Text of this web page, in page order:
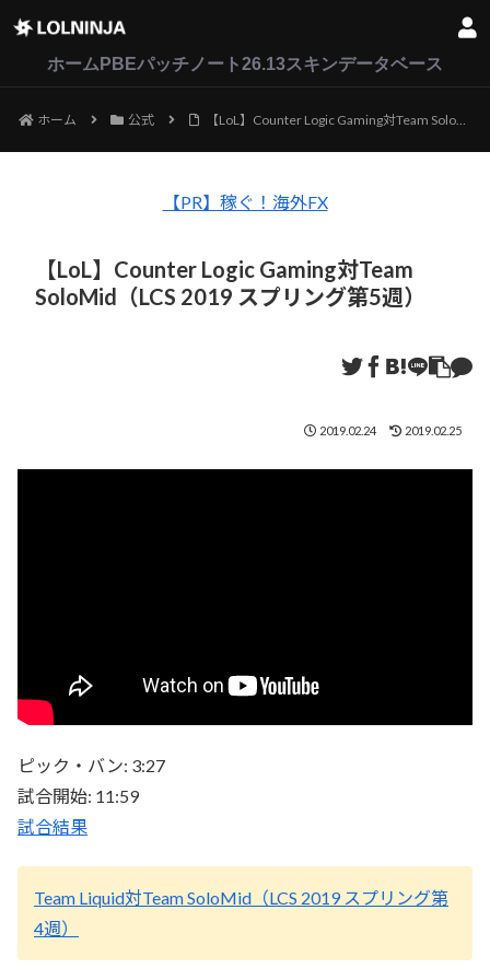
ホーム PBEパッチノート26.13スキンデータベース
ホーム 公式 【LoL】Counter Logic Gaming対Team SoloMid（LCS 2019 スプリング第5週）
【PR】稼ぐ！海外FX
【LoL】Counter Logic Gaming対Team
SoloMid（LCS 2019 スプリング第5週）
2019.02.24 2019.02.25
ピック・バン: 3:27
試合開始: 11:59
試合結果
Team Liquid対Team SoloMid（LCS 2019 スプリング第
4週）